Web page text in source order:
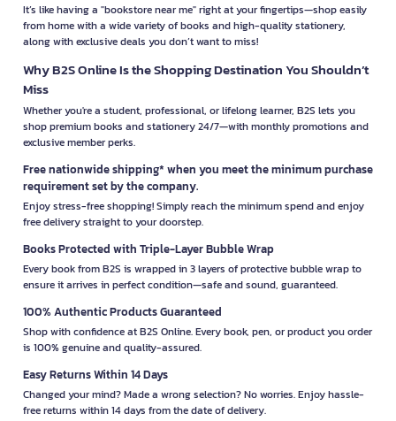
It’s like having a "bookstore near me" right at your fingertips—shop easily
from home with a wide variety of books and high-quality stationery,
along with exclusive deals you don’t want to miss!
Why B2S Online Is the Shopping Destination You Shouldn’t
Miss
Whether you're a student, professional, or lifelong learner, B2S lets you
shop premium books and stationery 24/7—with monthly promotions and
exclusive member perks.
Free nationwide shipping* when you meet the minimum purchase
requirement set by the company.
Enjoy stress-free shopping! Simply reach the minimum spend and enjoy
free delivery straight to your doorstep.
Books Protected with Triple-Layer Bubble Wrap
Every book from B2S is wrapped in 3 layers of protective bubble wrap to
ensure it arrives in perfect condition—safe and sound, guaranteed.
100% Authentic Products Guaranteed
Shop with confidence at B2S Online. Every book, pen, or product you order
is 100% genuine and quality-assured.
Easy Returns Within 14 Days
Changed your mind? Made a wrong selection? No worries. Enjoy hassle-
free returns within 14 days from the date of delivery.